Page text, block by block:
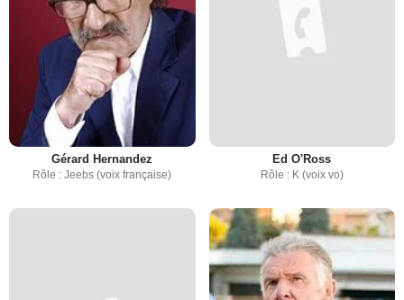
Gérard Hernandez
Rôle : Jeebs (voix française)
Ed O'Ross
Rôle : K (voix vo)